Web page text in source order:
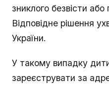
зниклого безвісти
Відповідне рішення
України.
У такому випадку
зареєструвати за